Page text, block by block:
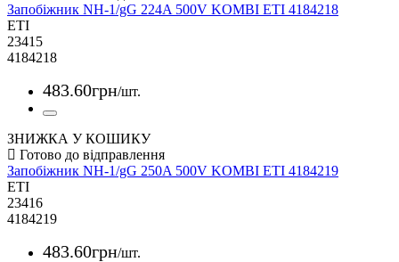
Запобіжник NH-1/gG 224A 500V KOMBI ETI 4184218
ETI
23415
4184218
483.60грн/шт.
ЗНИЖКА У КОШИКУ
Запобіжник NH-1/gG 250A 500V KOMBI ETI 4184219
ETI
23416
4184219
483.60грн/шт.